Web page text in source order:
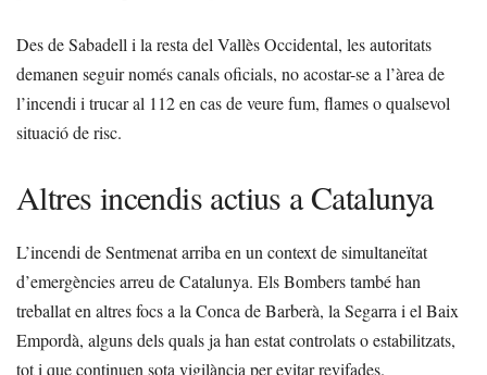
Des de Sabadell i la resta del Vallès Occidental, les autoritats
demanen seguir només canals oficials, no acostar-se a l’àrea de
l’incendi i trucar al 112 en cas de veure fum, flames o qualsevol
situació de risc.
Altres incendis actius a Catalunya
L’incendi de Sentmenat arriba en un context de simultaneïtat
d’emergències arreu de Catalunya. Els Bombers també han
treballat en altres focs a la Conca de Barberà, la Segarra i el Baix
Empordà, alguns dels quals ja han estat controlats o estabilitzats,
tot i que continuen sota vigilància per evitar revifades.